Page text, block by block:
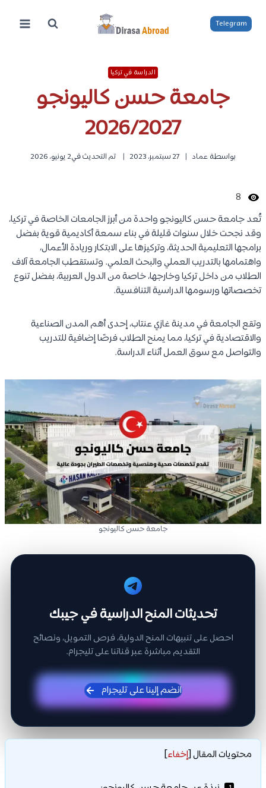
المحتوى
Telegram
الدراسة في تركيا
جامعة حسن كاليونجو
2026/2027
بواسطة عماد 27 سبتمبر، 2023 تم التحديث في2 يونيو، 2026
8
تُعد جامعة حسن كاليونجو واحدة من أبرز الجامعات الخاصة في تركيا،
وقد نجحت خلال سنوات قليلة في بناء سمعة أكاديمية قوية بفضل
برامجها التعليمية الحديثة، وتركيزها على الابتكار وريادة الأعمال،
واهتمامها بالتدريب العملي والبحث العلمي. وتستقطب الجامعة آلاف
الطلاب من داخل تركيا وخارجها، خاصة من الدول العربية، بفضل تنوع
تخصصاتها ورسومها الدراسية التنافسية.
وتقع الجامعة في مدينة غازي عنتاب، إحدى أهم المدن الصناعية
والاقتصادية في تركيا، مما يمنح الطلاب فرصًا إضافية للتدريب
والتواصل مع سوق العمل أثناء الدراسة.
جامعة حسن كاليونجو
تحديثات المنح الدراسية في جيبك
احصل على تنبيهات المنح الدولية، فرص التمويل، ونصائح
التقديم مباشرة عبر قناتنا على تليجرام.
انضم إلينا على تليجرام
محتويات المقال[إخفاء]